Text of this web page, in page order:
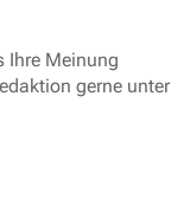
Ihre Meinung
gerne unter